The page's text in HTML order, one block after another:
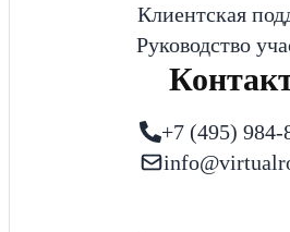
Клиентская
Руководство
+7 (495) 984-